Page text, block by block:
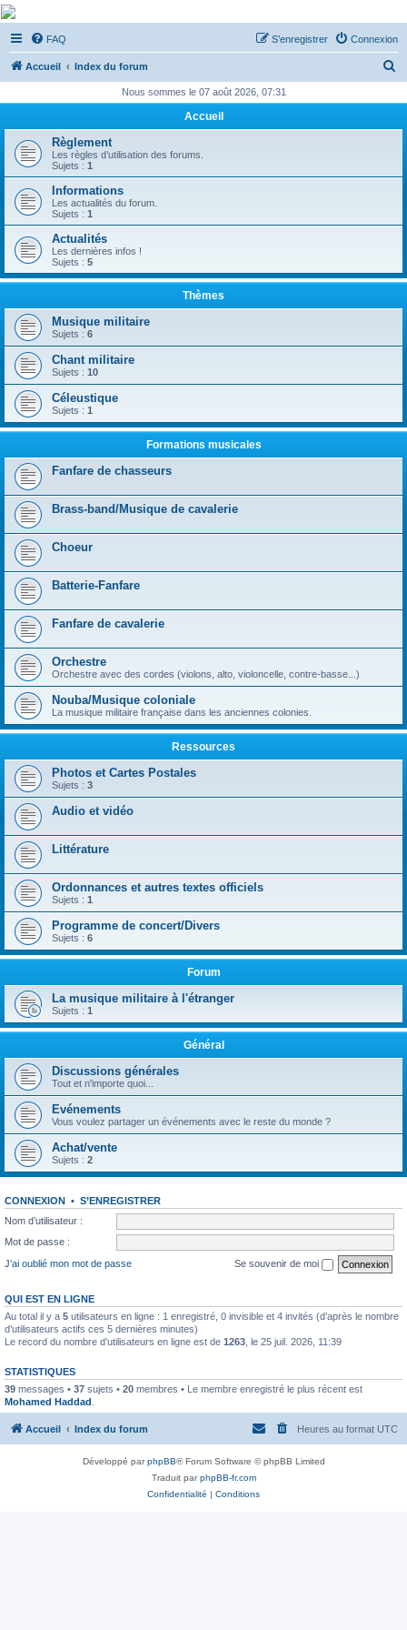
De Musicae Militari -
Forums
Forums de discussions
FAQ Connexion
S’enregistrer
Accueil Index du forum
h
r
Nous sommes le 07 août 2026, 07:31
Accueil
Règlement
Les règles d’utilisation des forums.
Sujets : 1
Informations
Les actualités du forum.
Sujets : 1
Actualités
Les dernières infos !
Sujets : 5
Thèmes
Musique militaire
Sujets : 6
Chant militaire
Sujets : 10
Céleustique
Sujets : 1
Formations musicales
Fanfare de chasseurs
Brass-band/Musique de cavalerie
Choeur
Batterie-Fanfare
Fanfare de cavalerie
Orchestre
Orchestre avec des cordes (violons, alto, violoncelle, contre-basse...)
Nouba/Musique coloniale
La musique militaire française dans les anciennes colonies.
Ressources
Photos et Cartes Postales
Sujets : 3
Audio et vidéo
Littérature
Ordonnances et autres textes officiels
Sujets : 1
Programme de concert/Divers
Sujets : 6
Forum
La musique militaire à l'étranger
Sujets : 1
Général
Discussions générales
Tout et n'importe quoi...
Evénements
Vous voulez partager un événements avec le reste du monde ?
Achat/vente
Sujets : 2
CONNEXION • S’ENREGISTRER
Nom d’utilisateur :
Mot de passe :
J’ai oublié mon mot de passe
Se souvenir de moi
QUI EST EN LIGNE
Au total il y a 5 utilisateurs en ligne : 1 enregistré, 0 invisible et 4 invités (d’après le nombre
d’utilisateurs actifs ces 5 dernières minutes)
Le record du nombre d’utilisateurs en ligne est de 1263 , le 25 juil. 2026, 11:39
STATISTIQUES
39 messages • 37 sujets • 20 membres • Le membre enregistré le plus récent est
Mohamed Haddad
Accueil Index du forum Heures au format UTC
Développé parphpBB® Forum Software © phpBB Limited
Traduit parphpBB-fr.com
Confidentialité | Conditions